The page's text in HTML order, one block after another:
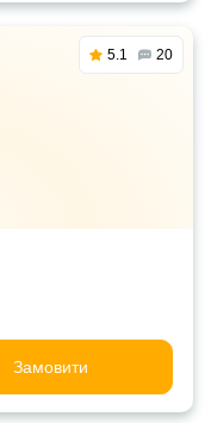
5.1 20
Замовити